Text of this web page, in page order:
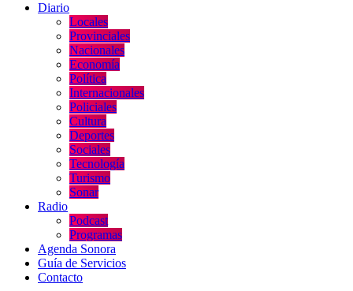
Diario
Locales
Provinciales
Nacionales
Economía
Política
Internacionales
Policiales
Cultura
Deportes
Sociales
Tecnología
Turismo
Sonar
Radio
Podcast
Programas
Agenda Sonora
Guía de Servicios
Contacto